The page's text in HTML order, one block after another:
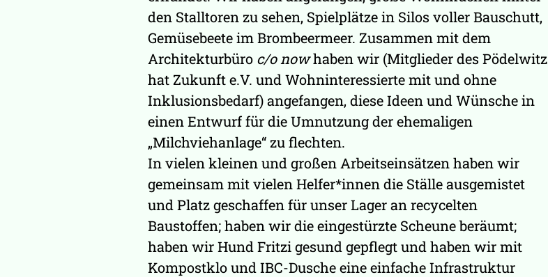
den Stalltoren zu sehen, Spielplätze in Silos voller Bauschutt,
Gemüsebeete im Brombeermeer. Zusammen mit dem
Architekturbüro c/o nowhaben wir (Mitglieder des Pödelwitz
hat Zukunft e.V. und Wohninteressierte mit und ohne
Inklusionsbedarf) angefangen, diese Ideen und Wünsche in
einen Entwurf für die Umnutzung der ehemaligen
„Milchviehanlage“ zu flechten.
In vielen kleinen und großen Arbeitseinsätzen haben wir
gemeinsam mit vielen Helfer*innen die Ställe ausgemistet
und Platz geschaffen für unser Lager an recycelten
Baustoffen; haben wir die eingestürzte Scheune beräumt;
haben wir Hund Fritzi gesund gepflegt und haben wir mit
Kompostklo und IBC-Dusche eine einfache Infrastruktur